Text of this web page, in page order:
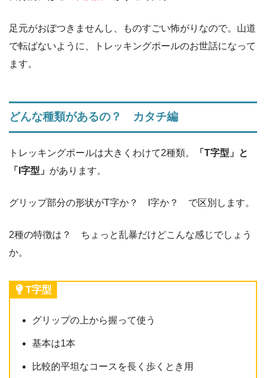
足元がおぼつきませんし、ものすごい怖がりなので。山道
で転ばないように、トレッキングポールのお世話になって
ます。
どんな種類があるの？ カタチ編
トレッキングポールは大きくわけて2種類。
「T字型」と
「I字型」 があります。
グリップ部分の形状がT字か？ I字か？ で区別します。
2種の特徴は？ ちょっと乱暴だけどこんな感じでしょう
か。
T字型
グリップの上から握って使う
基本は1本
比較的平坦なコースを長く歩くとき用